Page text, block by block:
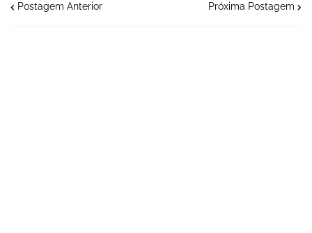
Postagem Anterior Próxima Postagem